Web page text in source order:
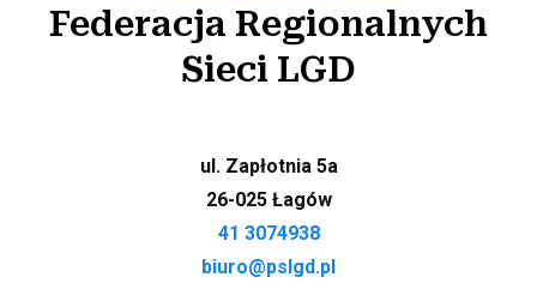
Federacja Regionalnych
Sieci LGD
ul. Zapłotnia 5a
26-025 Łagów
41 3074938
biuro@pslgd.pl